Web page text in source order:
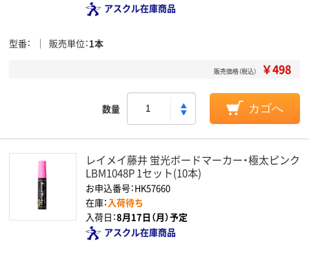
アスクル在庫商品
型番 販売単位 1本
販売価格（税込） ￥498
数量 カゴへ
レイメイ藤井 蛍光ボードマーカー・極太ピンク
LBM1048P 1セット(10本)
お申込番号：HK57660
在庫：入荷待ち
入荷日：8月17日（月）予定
アスクル在庫商品